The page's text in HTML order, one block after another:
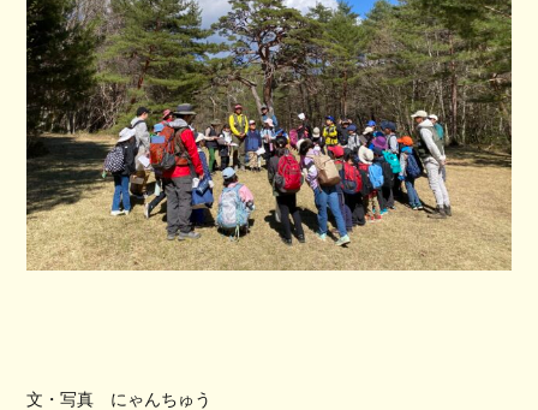
文・写真 にゃんちゅう